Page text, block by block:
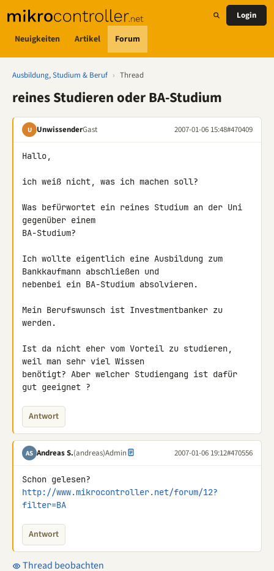
Neuigkeiten Artikel Forum
Login
Ausbildung, Studium & Beruf › Thread
reines Studieren oder BA-Studium
U UnwissenderGast 2007-01-06 15:48#470409
Hallo,
ich weiß nicht, was ich machen soll?
Was befürwortet ein reines Studium an der Uni
gegenüber einem
BA-Studium?
Ich wollte eigentlich eine Ausbildung zum
Bankkaufmann abschließen und
nebenbei ein BA-Studium absolvieren.
Mein Berufswunsch ist Investmentbanker zu
werden.
Ist da nicht eher vom Vorteil zu studieren,
weil man sehr viel Wissen
benötigt? Aber welcher Studiengang ist dafür
Antwort
AS Andreas S.(andreas)Admin 2007-01-06 19:12#470556
http://www.mikrocontroller.net/forum/12?
filter=BA
Antwort
Thread beobachten